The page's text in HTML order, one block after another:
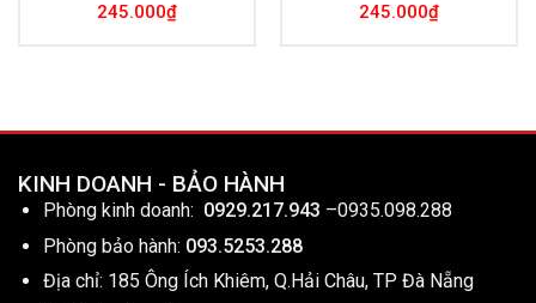
245.000₫
245.000₫
KINH DOANH - BẢO HÀNH
Phòng kinh doanh: 0929.217.943 –0935.098.288
Phòng bảo hành: 093.5253.288
Địa chỉ: 185 Ông Ích Khiêm, Q.Hải Châu, TP Đà Nẵng